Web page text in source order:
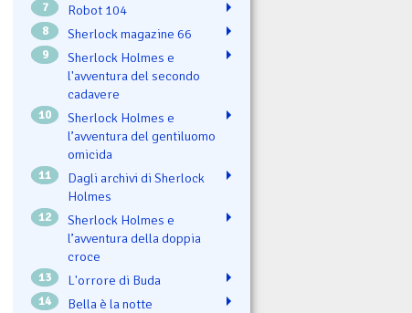
7 Robot 104
8 Sherlock magazine 66
9
Sherlock Holmes e
l'avventura del secondo
cadavere
10
Sherlock Holmes e
l’avventura del gentiluomo
omicida
11
Dagli archivi di Sherlock
Holmes
12
Sherlock Holmes e
l’avventura della doppia
croce
13 L'orrore di Buda
14 Bella è la notte